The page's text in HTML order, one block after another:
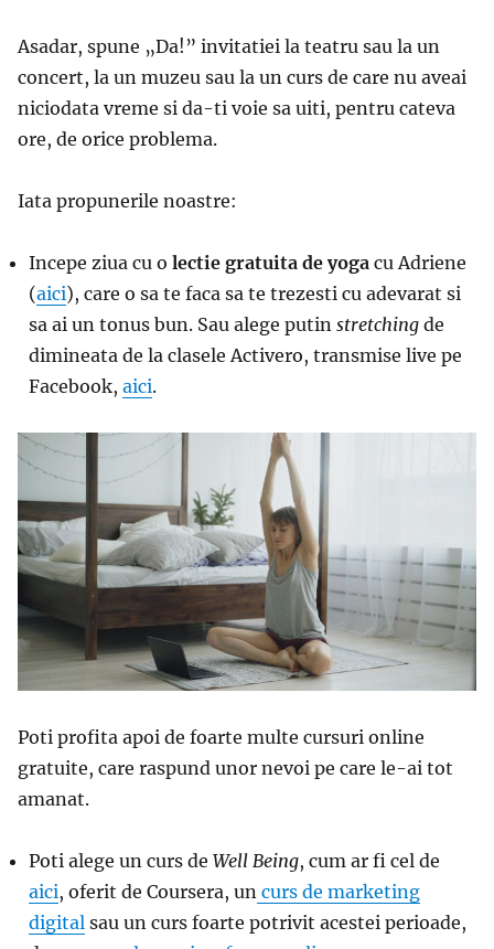
Asadar, spune „Da!” invitatiei la teatru sau la un
concert, la un muzeu sau la un curs de care nu aveai
niciodata vreme si da-ti voie sa uiti, pentru cateva
ore, de orice problema.
Iata propunerile noastre:
Incepe ziua cu o lectie gratuita de yoga cu Adriene
(aici), care o sa te faca sa te trezesti cu adevarat si
sa ai un tonus bun. Sau alege putin stretching de
dimineata de la clasele Activero, transmise live pe
Facebook, aici.
Poti profita apoi de foarte multe cursuri online
gratuite, care raspund unor nevoi pe care le-ai tot
amanat.
Poti alege un curs de Well Being, cum ar fi cel de
aici, oferit de Coursera, un curs de marketing
digital sau un curs foarte potrivit acestei perioade,